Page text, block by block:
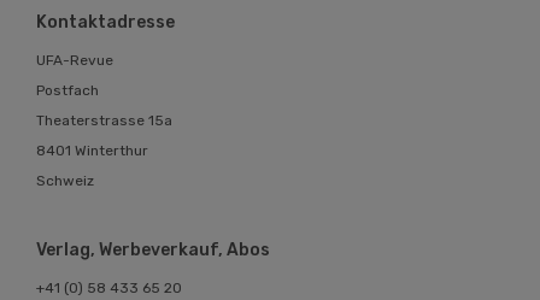
Kontaktadresse
UFA-Revue
Postfach
Theaterstrasse 15a
8401 Winterthur
Schweiz
Verlag, Werbeverkauf, Abos
+41 (0) 58 433 65 20